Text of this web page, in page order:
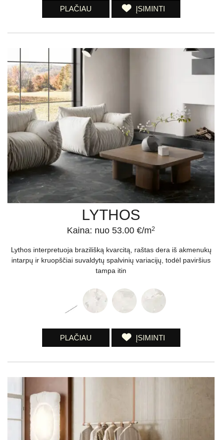
PLAČIAU ĮSIMINTI
LYTHOS
Kaina: nuo 53.00 €/m2
Lythos interpretuoja brazilišką kvarcitą, raštas dera iš akmenukų
intarpų ir kruopščiai suvaldytų spalvinių variacijų, todėl paviršius
tampa itin
PLAČIAU ĮSIMINTI